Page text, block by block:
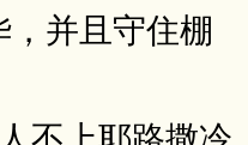
并且守住棚
不上耶路撒冷